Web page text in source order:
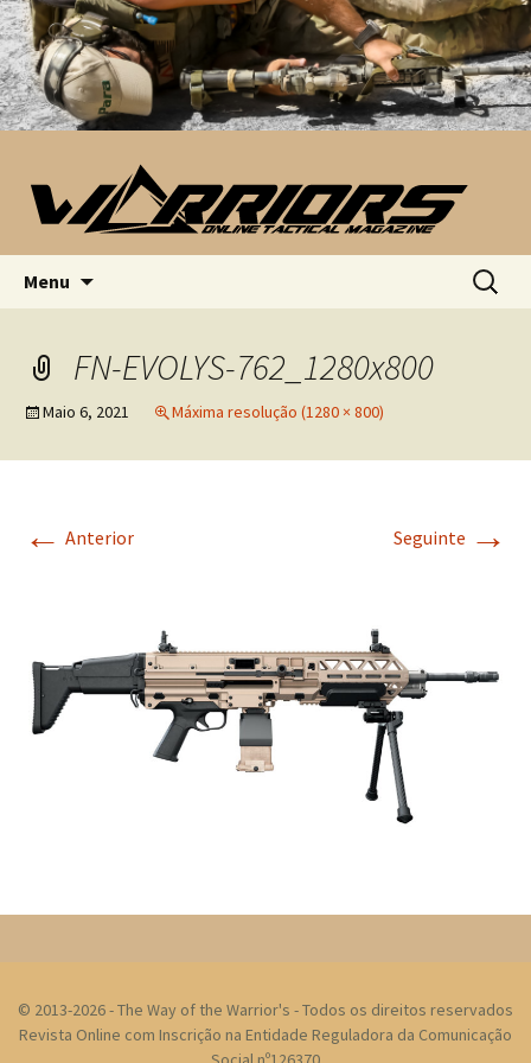
Menu
por:
FN-EVOLYS-762_1280x800
Maio 6, 2021 Máxima resolução (1280 × 800)
← Anterior Seguinte →
© 2013-2026 - The Way of the Warrior's - Todos os direitos reservados
Revista Online com Inscrição na Entidade Reguladora da Comunicação